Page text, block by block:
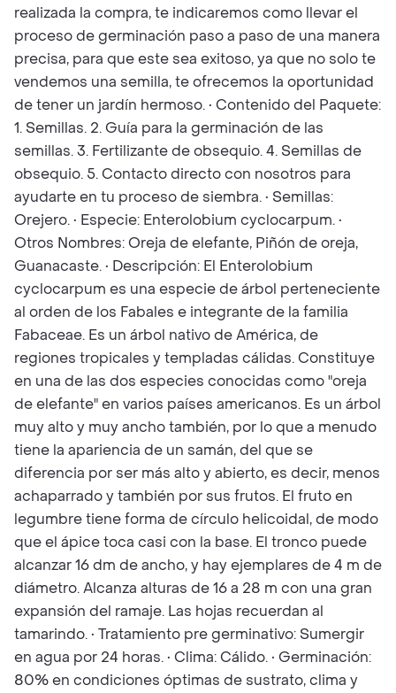
realizada la compra, te indicaremos como llevar el
proceso de germinación paso a paso de una manera
precisa, para que este sea exitoso, ya que no solo te
vendemos una semilla, te ofrecemos la oportunidad
de tener un jardín hermoso. • Contenido del Paquete:
1. Semillas. 2. Guía para la germinación de las
semillas. 3. Fertilizante de obsequio. 4. Semillas de
obsequio. 5. Contacto directo con nosotros para
ayudarte en tu proceso de siembra. • Semillas:
Orejero. • Especie: Enterolobium cyclocarpum. •
Otros Nombres: Oreja de elefante, Piñón de oreja,
Guanacaste. • Descripción: El Enterolobium
cyclocarpum es una especie de árbol perteneciente
al orden de los Fabales e integrante de la familia
Fabaceae. Es un árbol nativo de América, de
regiones tropicales y templadas cálidas. Constituye
en una de las dos especies conocidas como "oreja
de elefante" en varios países americanos. Es un árbol
muy alto y muy ancho también, por lo que a menudo
tiene la apariencia de un samán, del que se
diferencia por ser más alto y abierto, es decir, menos
achaparrado y también por sus frutos. El fruto en
legumbre tiene forma de círculo helicoidal, de modo
que el ápice toca casi con la base. El tronco puede
alcanzar 16 dm de ancho, y hay ejemplares de 4 m de
diámetro. Alcanza alturas de 16 a 28 m con una gran
expansión del ramaje. Las hojas recuerdan al
tamarindo. • Tratamiento pre germinativo: Sumergir
en agua por 24 horas. • Clima: Cálido. • Germinación:
80% en condiciones óptimas de sustrato, clima y